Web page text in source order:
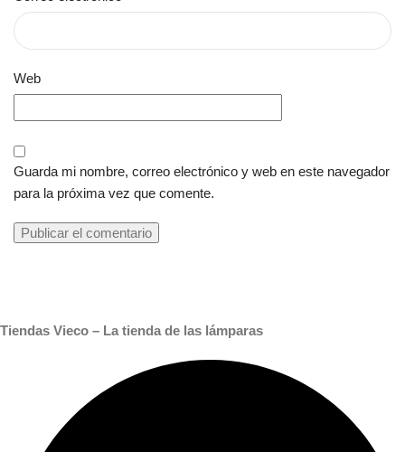
Web
Guarda mi nombre, correo electrónico y web en este navegador
para la próxima vez que comente.
Tiendas Vieco – La tienda de las lámparas